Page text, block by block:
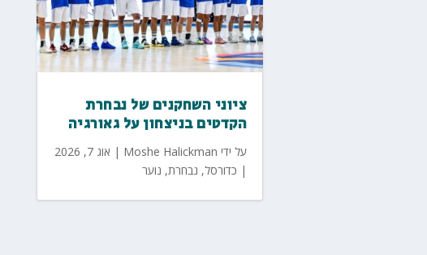
ציוני השחקנים של נבחרת
הקדטים בניצחון על גאורגיה
על ידי Moshe Halickman
| אוג 7, 2026
| כדורסל, נבחרת, נוער